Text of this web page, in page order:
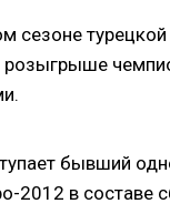
сезоне
бывший
2012 в составе